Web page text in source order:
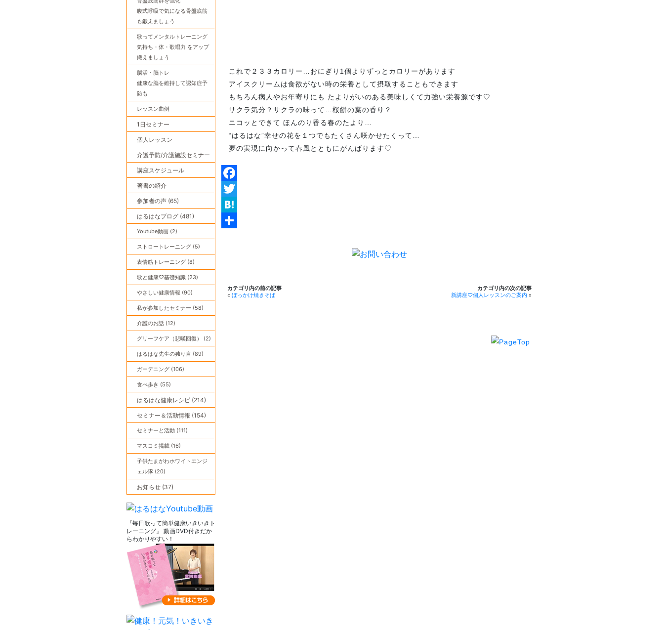
これで２３３カロリー…おにぎり1個よりずっとカロリーがあります
アイスクリームは食欲がない時の栄養として摂取することもできます
もちろん病人やお年寄りにも たよりがいのある美味しくて力強い栄養源です♡
サクラ気分？サクラの味って…桜餅の葉の香り？
ニコッとできて ほんのり香る春のたより…
“はるはな”幸せの花を１つでもたくさん咲かせたくって…
夢の実現に向かって春風とともにがんばります♡
Facebook
Twitter
Hatena
カテゴリ内の前の記事
« ぼっかけ焼きそば
カテゴリ内の次の記事
新講座♡個人レッスンのご案内 »
腹式呼吸で気になる骨盤底筋
も鍛えましょう
歌ってメンタルトレーニング
気持ち・体・歌唱力 をアップ
鍛えましょう
脳活・脳トレ
健康な脳を維持して認知症予
防も
レッスン曲例
1日セミナー
個人レッスン
介護予防/介護施設セミナー
講座スケジュール
著書の紹介
参加者の声 (65)
はるはなブログ (481)
Youtube動画 (2)
ストロートレーニング (5)
表情筋トレーニング (8)
歌と健康♡基礎知識 (23)
やさしい健康情報 (90)
私が参加したセミナー (58)
介護のお話 (12)
グリーフケア（悲嘆回復） (2)
はるはな先生の独り言 (89)
ガーデニング (106)
食べ歩き (55)
はるはな健康レシピ (214)
セミナー＆活動情報 (154)
セミナーと活動 (111)
マスコミ掲載 (16)
子供たまがわホワイトエンジ
ェル隊 (20)
お知らせ (37)
『毎日歌って簡単健康いきいきト
レーニング』 動画DVD付きだか
らわかりやすい！